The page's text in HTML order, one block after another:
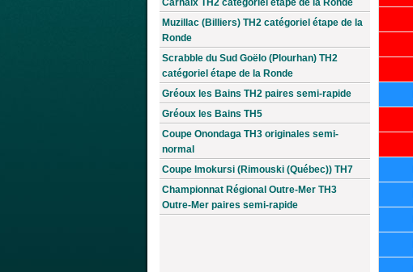
Carhaix TH2 catégoriel étape de la Ronde
Muzillac (Billiers) TH2 catégoriel étape de la
Ronde
Scrabble du Sud Goëlo (Plourhan) TH2
catégoriel étape de la Ronde
Gréoux les Bains TH2 paires semi-rapide
Gréoux les Bains TH5
Coupe Onondaga TH3 originales semi-
normal
Coupe Imokursi (Rimouski (Québec)) TH7
Championnat Régional Outre-Mer TH3
Outre-Mer paires semi-rapide